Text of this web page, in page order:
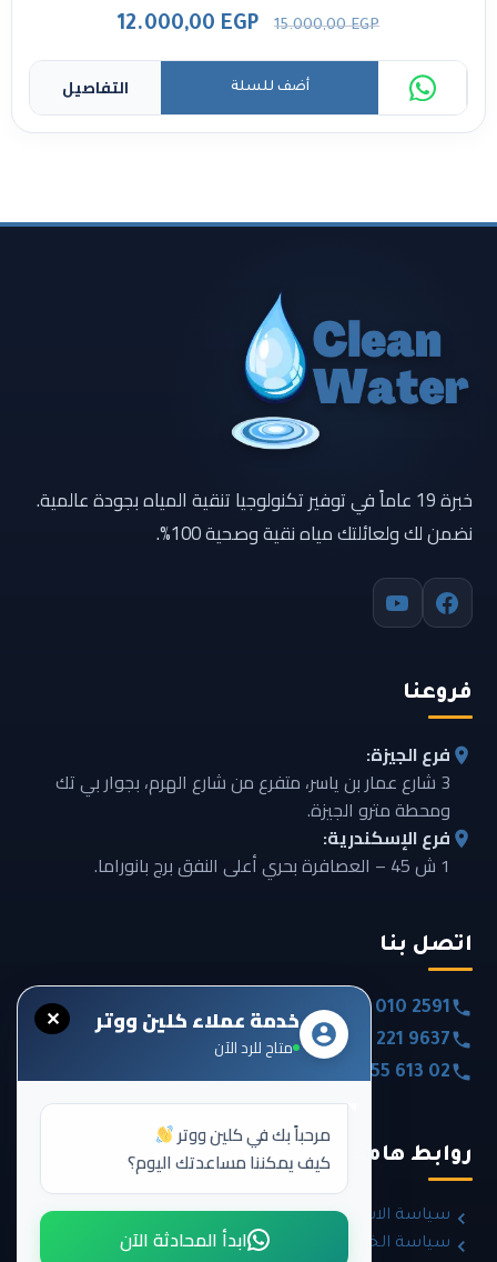
15.000,00EGP
12.000,00 EGP
التفاصيل أضف للسلة
خبرة 19 عاماً في توفير تكنولوجيا تنقية المياه بجودة عالمية.
نضمن لك ولعائلتك مياه نقية وصحية 100%.
فروعنا
فرع الجيزة:
3 شارع عمار بن ياسر، متفرع من شارع الهرم، بجوار بي تك
ومحطة مترو الجيزة.
فرع الإسكندرية:
1 ش 45 – العصافرة بحري أعلى النفق برج بانوراما.
اتصل بنا
0020 101 010 2591
0020 120 221 9637
0020 355 613 02
روابط هامة
سياسة الاسترداد والإرجاع
سياسة الخصوصية
✕ خدمة عملاء كلين ووتر
متاح للرد الآن
مرحباً بك في كلين ووتر
كيف يمكننا مساعدتك اليوم؟
ابدأ المحادثة الآن